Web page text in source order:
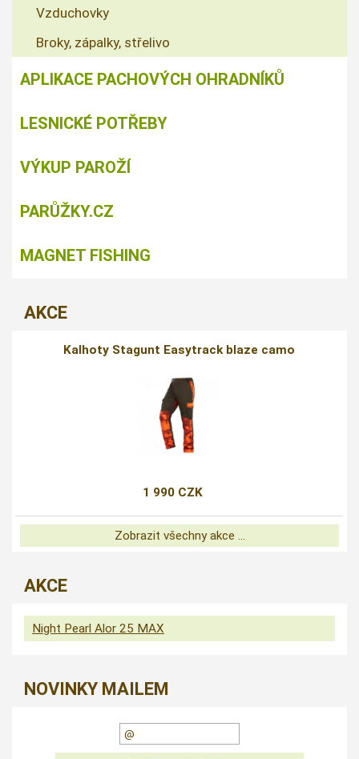
Vzduchovky
Broky, zápalky, střelivo
APLIKACE PACHOVÝCH OHRADNÍKŮ
LESNICKÉ POTŘEBY
VÝKUP PAROŽÍ
PARŮŽKY.CZ
MAGNET FISHING
AKCE
Kalhoty Stagunt Easytrack blaze camo
1 990 CZK
Zobrazit všechny akce ...
AKCE
Night Pearl Alor 25 MAX
NOVINKY MAILEM